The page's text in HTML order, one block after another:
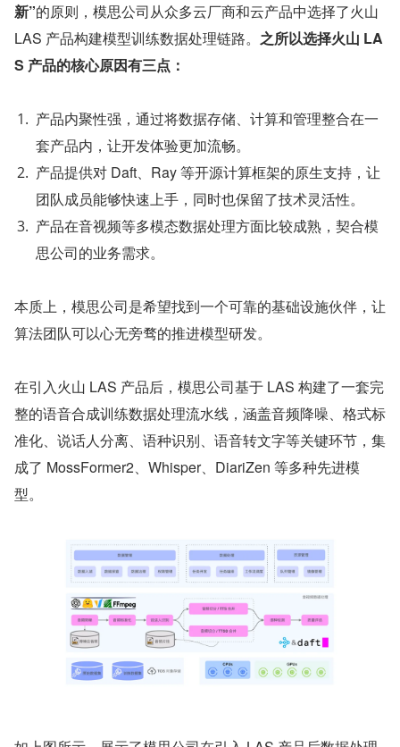
新”的原则，模思公司从众多云厂商和云产品中选择了火山
LAS 产品构建模型训练数据处理链路。 之所以选择火山 LA
S 产品的核心原因有三点：
产品内聚性强，通过将数据存储、计算和管理整合在一
套产品内，让开发体验更加流畅。
产品提供对 Daft、Ray 等开源计算框架的原生支持，让
团队成员能够快速上手，同时也保留了技术灵活性。
产品在音视频等多模态数据处理方面比较成熟，契合模
思公司的业务需求。
本质上，模思公司是希望找到一个可靠的基础设施伙伴，让
算法团队可以心无旁骛的推进模型研发。
在引入火山 LAS 产品后，模思公司基于 LAS 构建了一套完
整的语音合成训练数据处理流水线，涵盖音频降噪、格式标
准化、说话人分离、语种识别、语音转文字等关键环节，集
成了 MossFormer2、Whisper、DiariZen 等多种先进模
型。